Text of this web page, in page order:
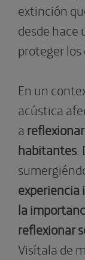
extinción
desde hace
proteger los
En un
acústica
a
habitantes
experiencia
la
reflexionar
Visítala de